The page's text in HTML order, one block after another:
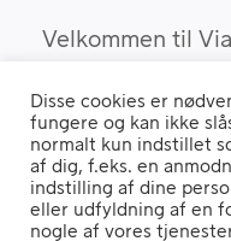
Velkommen til
finde barer,
vise Viaplay’s
Hvis du benytter en "Ad
Disse cookies er
fungere og kan ikke
normalt kun indstillet
af dig, f.eks. en
indstilling af dine
eller udfyldning af en
nogle af vores